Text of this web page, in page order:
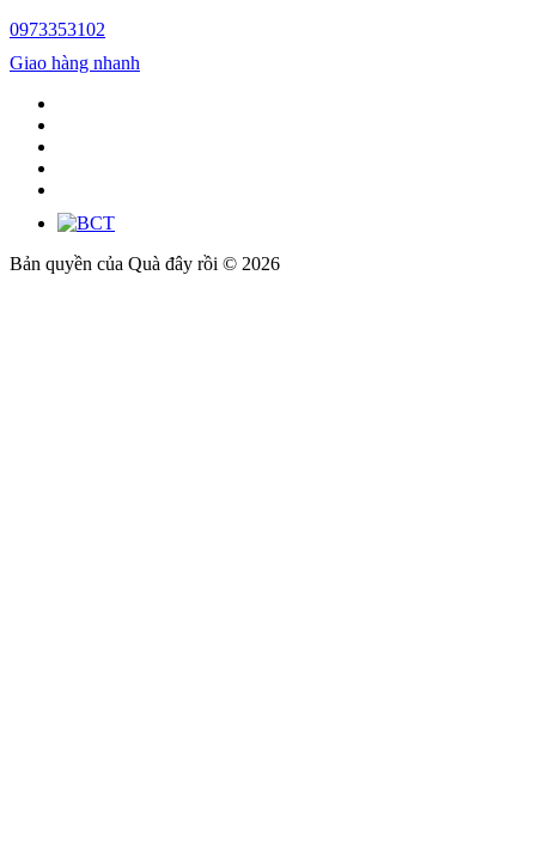
0973353102
Giao hàng nhanh
Bản quyền của Quà đây rồi © 2026